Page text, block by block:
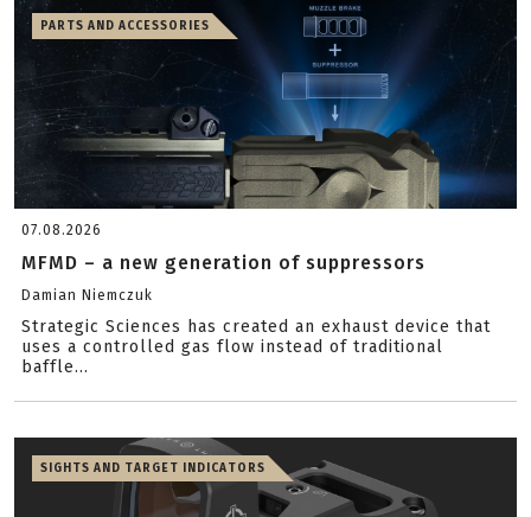
PARTS AND ACCESSORIES
07.08.2026
MFMD – a new generation of suppressors
Damian Niemczuk
Strategic Sciences has created an exhaust device that
uses a controlled gas flow instead of traditional
baffle...
SIGHTS AND TARGET INDICATORS